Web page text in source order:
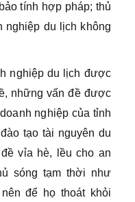
tính hợp pháp; thủ
nghiệp du lịch không
nghiệp du lịch được
những vấn đề được
nghiệp của tỉnh
tạo tài nguyên du
vỉa hè, lều cho an
sóng tạm thời như
để họ thoát khỏi